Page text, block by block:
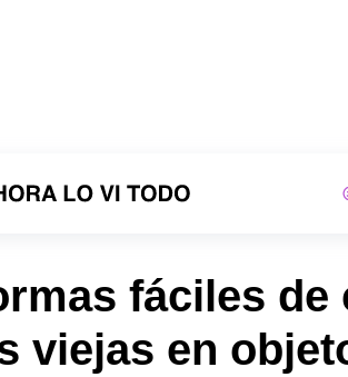
fáciles
viejas en